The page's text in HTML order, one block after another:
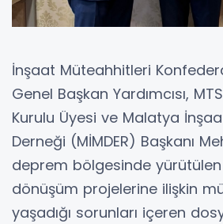
İnşaat Müteahhitleri
Genel Başkan Yardımcısı,
Kurulu Üyesi ve Malatya
Derneği (MİMDER) Başkanı
deprem bölgesinde
dönüşüm projelerine ilişkin
yaşadığı sorunları içeren